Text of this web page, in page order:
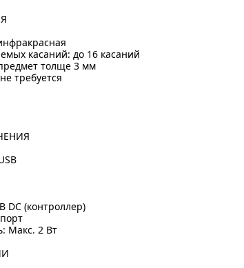
касаний: до 16 касаний
толще 3 мм
требуется
DC (контроллер)
Макс. 2 Вт